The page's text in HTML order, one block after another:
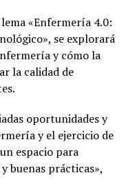
«Enfermería 4.0:
se explorará
y cómo la
la calidad de
oportunidades y
y el ejercicio de
espacio para
buenas prácticas»,